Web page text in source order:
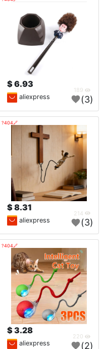
6.93 $
aliexpress (3)
🔗404?
8.31 $
aliexpress (3)
🔗404?
3.28 $
aliexpress (2)